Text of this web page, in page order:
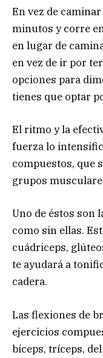
En vez de
minutos y corre
en lugar de
en vez de ir por
opciones para
tienes que optar
El ritmo y la
fuerza lo
compuestos, que
grupos
Uno de éstos son
como sin ellas.
cuádriceps,
te ayudará a
cadera.
Las flexiones de
ejercicios
bíceps, tríceps,